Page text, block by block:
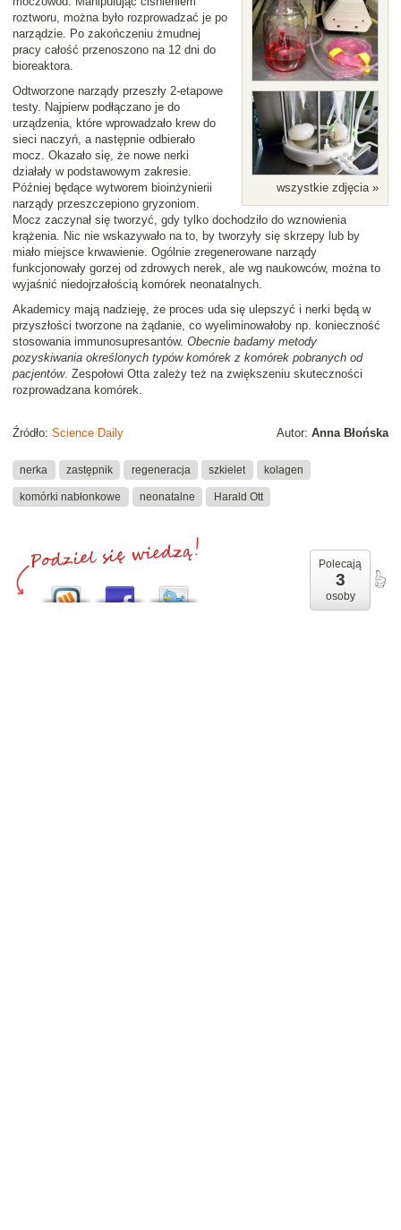
wszystkie zdjęcia »
roztworu, można było rozprowadzać je po
narządzie. Po zakończeniu żmudnej
pracy całość przenoszono na 12 dni do
bioreaktora.
Odtworzone narządy przeszły 2-etapowe
testy. Najpierw podłączano je do
urządzenia, które wprowadzało krew do
sieci naczyń, a następnie odbierało
mocz. Okazało się, że nowe nerki
działały w podstawowym zakresie.
Później będące wytworem bioinżynierii
narządy przeszczepiono gryzoniom.
Mocz zaczynał się tworzyć, gdy tylko dochodziło do wznowienia
krążenia. Nic nie wskazywało na to, by tworzyły się skrzepy lub by
miało miejsce krwawienie. Ogólnie zregenerowane narządy
funkcjonowały gorzej od zdrowych nerek, ale wg naukowców, można to
wyjaśnić niedojrzałością komórek neonatalnych.
Akademicy mają nadzieję, że proces uda się ulepszyć i nerki będą w
przyszłości tworzone na żądanie, co wyeliminowałoby np. konieczność
stosowania immunosupresantów. Obecnie badamy metody
pozyskiwania określonych typów komórek z komórek pobranych od
pacjentów. Zespołowi Otta zależy też na zwiększeniu skuteczności
rozprowadzana komórek.
Autor: Anna Błońska
Źródło: Science Daily
nerka zastępnik regeneracja szkielet kolagen
komórki nabłonkowe neonatalne Harald Ott
Polecają
3
osoby